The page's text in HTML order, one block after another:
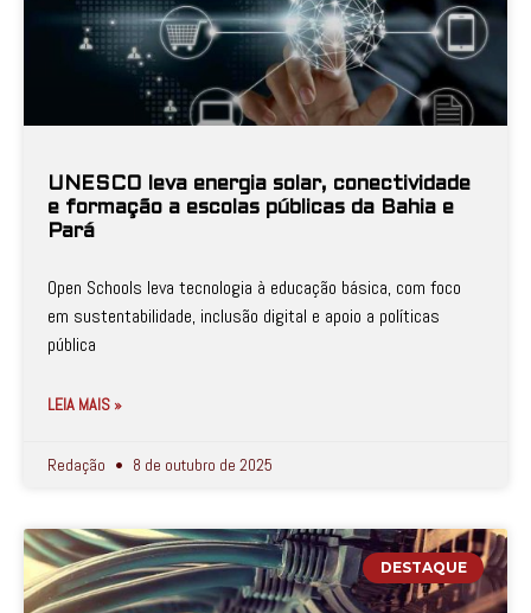
UNESCO leva energia solar, conectividade
e formação a escolas públicas da Bahia e
Pará
Open Schools leva tecnologia à educação básica, com foco
em sustentabilidade, inclusão digital e apoio a políticas
pública
LEIA MAIS »
Redação 8 de outubro de 2025
DESTAQUE